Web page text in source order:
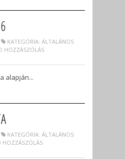
KATEGÓRIA: ÁLTALÁNOS
HOZZÁSZÓLÁS
alapján...
KATEGÓRIA: ÁLTALÁNOS
HOZZÁSZÓLÁS